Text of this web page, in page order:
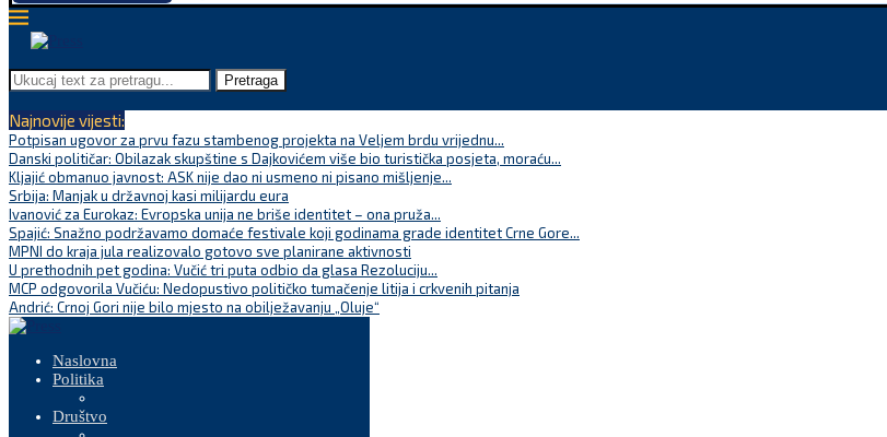
Pretraga
Najnovije vijesti:
Potpisan ugovor za prvu fazu stambenog projekta na Veljem brdu vrijednu...
Danski političar: Obilazak skupštine s Dajkovićem više bio turistička posjeta, moraću...
Kljajić obmanuo javnost: ASK nije dao ni usmeno ni pisano mišljenje...
Srbija: Manjak u državnoj kasi milijardu eura
Ivanović za Eurokaz: Evropska unija ne briše identitet – ona pruža...
Spajić: Snažno podržavamo domaće festivale koji godinama grade identitet Crne Gore...
MPNI do kraja jula realizovalo gotovo sve planirane aktivnosti
U prethodnih pet godina: Vučić tri puta odbio da glasa Rezoluciju...
MCP odgovorila Vučiću: Nedopustivo političko tumačenje litija i crkvenih pitanja
Andrić: Crnoj Gori nije bilo mjesto na obilježavanju „Oluje“
Naslovna
Politika
Društvo